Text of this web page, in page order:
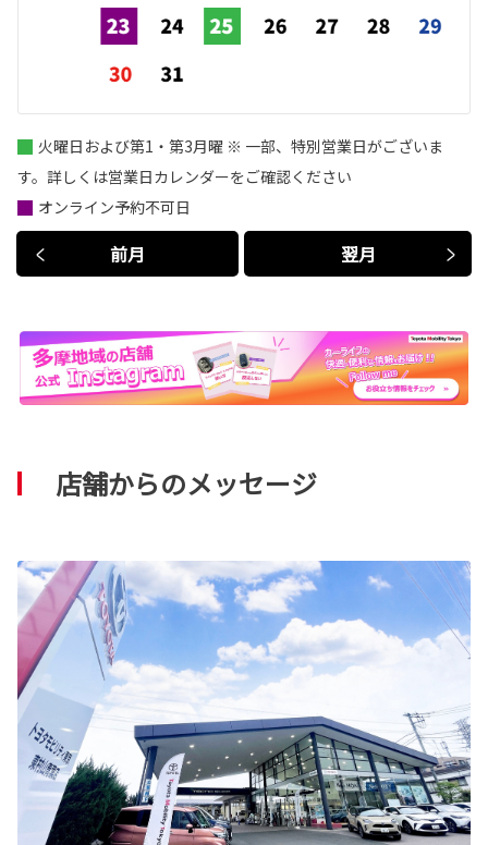
前月 翌月
火曜日および第1・第3月曜 ※ 一部、特別営業日がございま
す。詳しくは営業日カレンダーをご確認ください
オンライン予約不可日
店舗からのメッセージ